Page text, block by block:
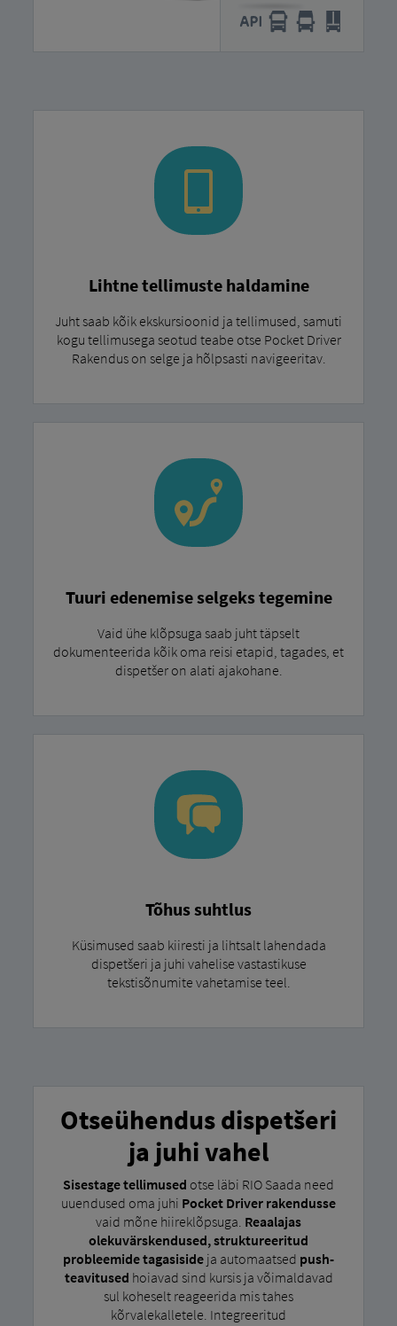
Lihtne tellimuste haldamine
Juht saab kõik ekskursioonid ja tellimused, samuti
kogu tellimusega seotud teabe otse Pocket Driver
Rakendus on selge ja hõlpsasti navigeeritav.
Tuuri edenemise selgeks tegemine
Vaid ühe klõpsuga saab juht täpselt
dokumenteerida kõik oma reisi etapid, tagades, et
dispetšer on alati ajakohane.
Tõhus suhtlus
Küsimused saab kiiresti ja lihtsalt lahendada
dispetšeri ja juhi vahelise vastastikuse
tekstisõnumite vahetamise teel.
Otseühendus dispetšeri
ja juhi vahel
Sisestage tellimused otse läbi RIO Saada need
uuendused oma juhi Pocket Driver rakendusse
vaid mõne hiireklõpsuga. Reaalajas
olekuvärskendused, struktureeritud
probleemide tagasiside ja automaatsed push-
teavitused hoiavad sind kursis ja võimaldavad
sul koheselt reageerida mis tahes
kõrvalekalletele. Integreeritud